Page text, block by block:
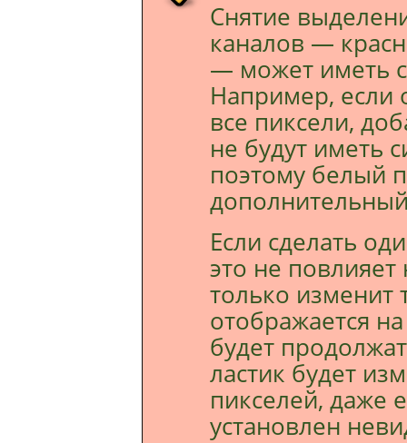
Снятие
каналов —
— может иметь
Например, если
все пиксели,
не будут иметь
поэтому белый
Если сделать
это не повлияет
только изменит
отображается
будет
ластик будет
пикселей, даже
установлен